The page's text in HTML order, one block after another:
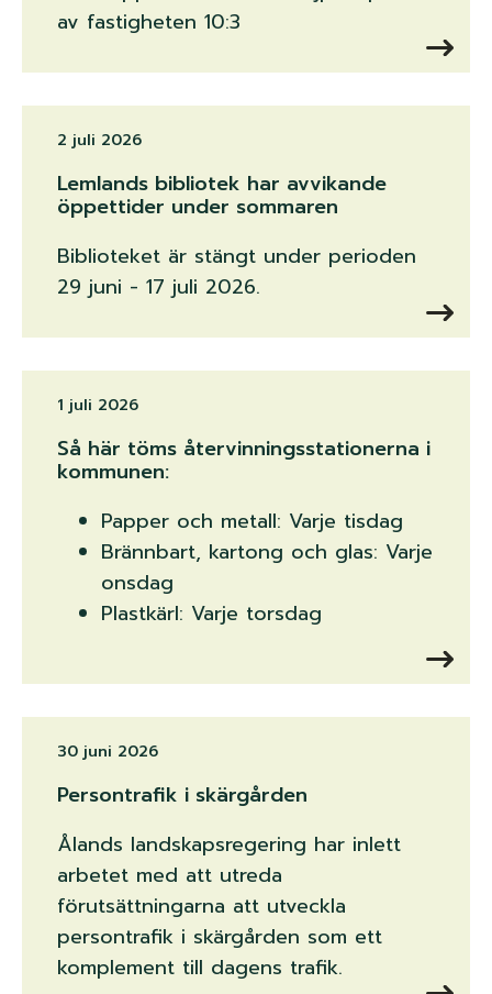
av fastigheten 10:3
2 juli 2026
Lemlands bibliotek har avvikande
öppettider under sommaren
Biblioteket är stängt under perioden
29 juni - 17 juli 2026.
1 juli 2026
Så här töms återvinningsstationerna i
kommunen:
Papper och metall: Varje tisdag
Brännbart, kartong och glas: Varje
onsdag
Plastkärl: Varje torsdag
30 juni 2026
Persontrafik i skärgården
Ålands landskapsregering har inlett
arbetet med att utreda
förutsättningarna att utveckla
persontrafik i skärgården som ett
komplement till dagens trafik.